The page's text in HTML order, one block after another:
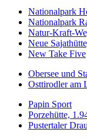
Nationalpark
Nationalpark
Natur-Kraft-
Neue
New Take Five
Obersee und
Osttirodler am
Papin Sport
Porzehütte,
Pustertaler